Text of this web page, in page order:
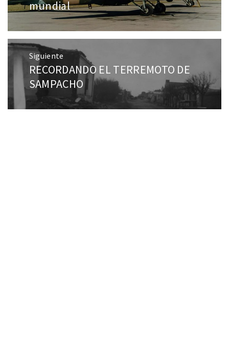
mundial
Siguiente
RECORDANDO EL TERREMOTO DE
SAMPACHO